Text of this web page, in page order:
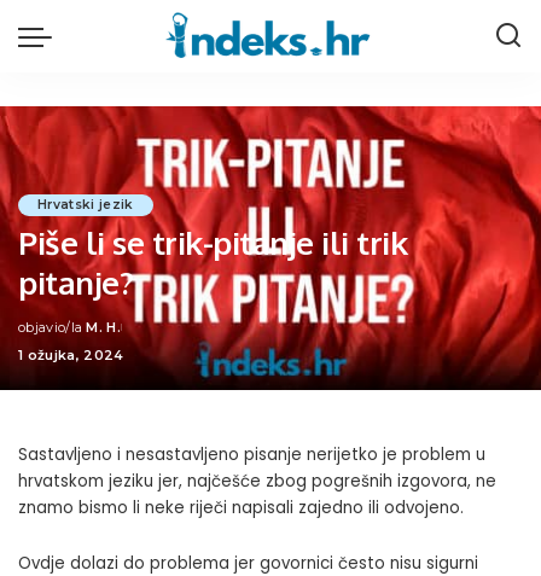
Hrvatski jezik
Piše li se trik-pitanje ili trik
pitanje?
Posted
by
objavio/la M. H.
1 ožujka, 2024
Sastavljeno i nesastavljeno pisanje nerijetko je problem u
hrvatskom jeziku jer, najčešće zbog pogrešnih izgovora, ne
znamo bismo li neke riječi napisali zajedno ili odvojeno.
Ovdje dolazi do problema jer govornici često nisu sigurni